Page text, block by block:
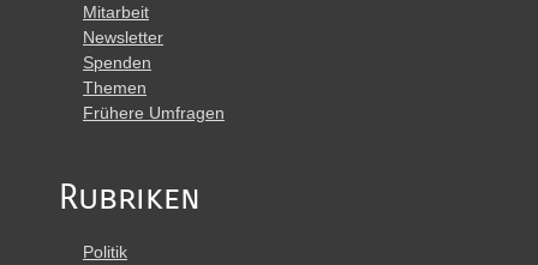
Mitarbeit
Newsletter
Spenden
Themen
Frühere Umfragen
Rubriken
Politik